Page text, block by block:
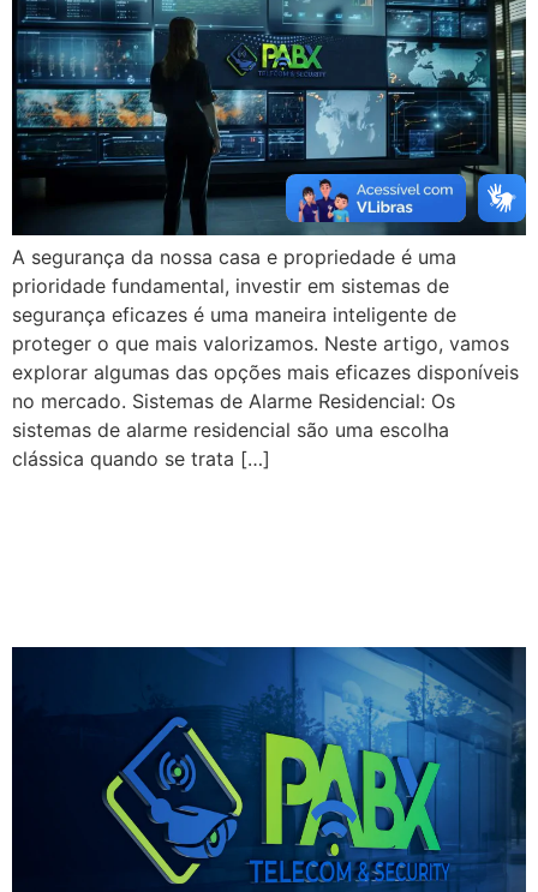
A segurança da nossa casa e propriedade é uma
prioridade fundamental, investir em sistemas de
segurança eficazes é uma maneira inteligente de
proteger o que mais valorizamos. Neste artigo, vamos
explorar algumas das opções mais eficazes disponíveis
no mercado. Sistemas de Alarme Residencial: Os
sistemas de alarme residencial são uma escolha
clássica quando se trata […]